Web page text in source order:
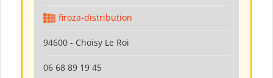
firoza-distribution
94600 - Choisy Le Roi
06 68 89 19 45